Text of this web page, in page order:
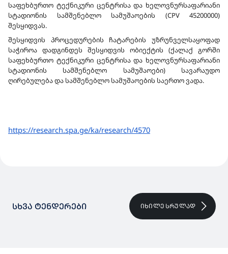
საფეხბურთო ტექნიკური ცენტრისა და ხელოვნურსაფარიანი
სტადიონის სამშენებლო სამუშაოების (CPV 45200000)
შესყიდვას.
შესყიდვის პროცედურების ჩატარების უზრუნველსაყოფად
საჭიროა დადგინდეს შესყიდვის ობიექტის (ქალაქ გორში
საფეხბურთო ტექნიკური ცენტრისა და ხელოვნურსაფარიანი
სტადიონის სამშენებლო სამუშაოები) სავარაუდო
ღირებულება და სამშენებლო სამუშაოების საერთო ვადა.
https://research.spa.ge/ka/research/4570
ᲡᲮᲕᲐ ᲢᲔᲜᲓᲔᲠᲔᲑᲘ ᲘᲮᲘᲚᲔ ᲡᲠᲣᲚᲐᲓ